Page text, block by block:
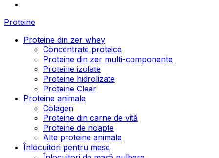
Proteine
Proteine din zer whey
Concentrate proteice
Proteine din zer multi-componente
Proteine izolate
Proteine hidrolizate
Proteine Clear
Proteine animale
Colagen
Proteine din carne de vită
Proteine de noapte
Alte proteine animale
Înlocuitori pentru mese